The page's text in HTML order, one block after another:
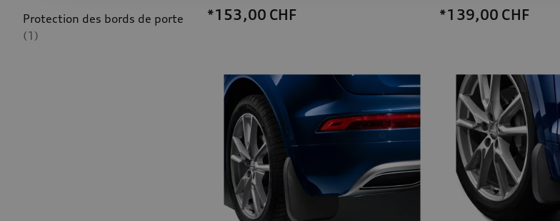
Protection des bords de porte
(1)
*153,00 CHF *139,00 CHF